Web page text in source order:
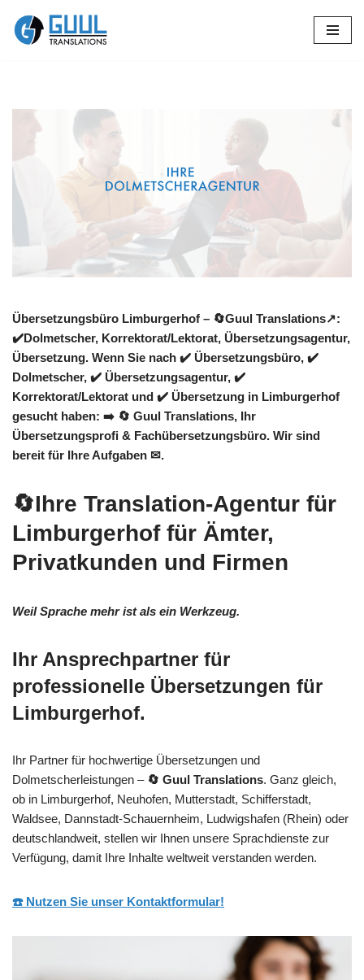
Zum
Übersetzungsbüro Limburgerhof – 🔄Guul Translations↗️:
✔️Dolmetscher, Korrektorat/Lektorat, Übersetzungsagentur,
Übersetzung. Wenn Sie nach ✔️ Übersetzungsbüro, ✔️
Dolmetscher, ✔️ Übersetzungsagentur, ✔️
Korrektorat/Lektorat und ✔️ Übersetzung in Limburgerhof
gesucht haben: ➡️ 🔄 Guul Translations, Ihr
Übersetzungsprofi & Fachübersetzungsbüro. Wir sind
bereit für Ihre Aufgaben ✉.
🔄Ihre Translation-Agentur für
Limburgerhof für Ämter,
Privatkunden und Firmen
Weil Sprache mehr ist als ein Werkzeug.
Ihr Ansprechpartner für
professionelle Übersetzungen für
Limburgerhof.
Ihr Partner für hochwertige Übersetzungen und
Dolmetscherleistungen – 🔄 Guul Translations. Ganz gleich,
ob in Limburgerhof, Neuhofen, Mutterstadt, Schifferstadt,
Waldsee, Dannstadt-Schauernheim, Ludwigshafen (Rhein) oder
deutschlandweit, stellen wir Ihnen unsere Sprachdienste zur
Verfügung, damit Ihre Inhalte weltweit verstanden werden.
☎️ Nutzen Sie unser Kontaktformular!